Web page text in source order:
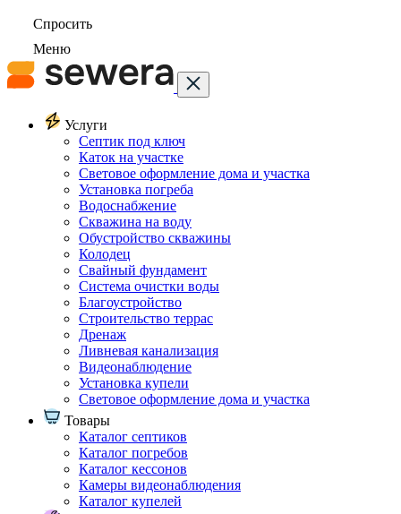
Спросить
Меню
Услуги
Септик под ключ
Каток на участке
Световое оформление дома и участка
Установка погреба
Водоснабжение
Скважина на воду
Обустройство скважины
Колодец
Свайный фундамент
Система очистки воды
Благоустройство
Строительство террас
Дренаж
Ливневая канализация
Видеонаблюдение
Установка купели
Световое оформление дома и участка
Товары
Каталог септиков
Каталог погребов
Каталог кессонов
Камеры видеонаблюдения
Каталог купелей